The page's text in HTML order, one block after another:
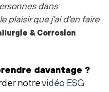
dans
plaisir que j'ai d'en faire
& Corrosion
davantage ?
notrevidéo ESG